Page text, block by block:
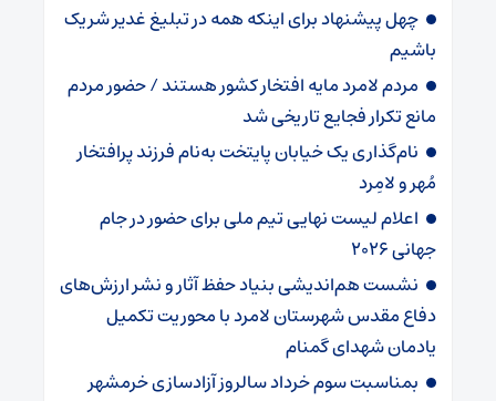
چهل پیشنهاد برای اینکه همه در تبلیغ غدیر شریک
باشیم
مردم لامرد مایه افتخار کشور هستند / حضور مردم
مانع تکرار فجایع تاریخی شد
نام‌گذاری یک خیابان پایتخت به‌نام فرزند پرافتخار
مُهر و لامِرد
اعلام لیست نهایی تیم ملی برای حضور در جام
جهانی ۲۰۲۶ ‌
نشست هم‌اندیشی بنیاد حفظ آثار و نشر ارزش‌های
دفاع مقدس شهرستان لامرد با محوریت تکمیل
یادمان شهدای گمنام
بمناسبت سوم خرداد سالروز آزادسازی خرمشهر